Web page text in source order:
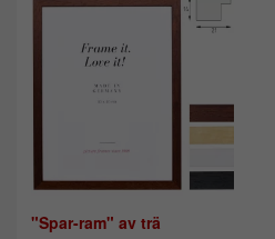
"Spar-ram" av trä